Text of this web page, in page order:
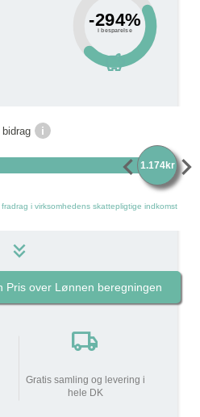
-294%
i besparelse
savings
i
chevron_left1.174kr
fradrag i virksomhedens skattepligtige indkomst
keyboard_double_arrow_down
do_not_disturb_on
1.174 kr
Pris over Lønnen beregningen
local_shipping
Gratis samling og levering i
hele DK